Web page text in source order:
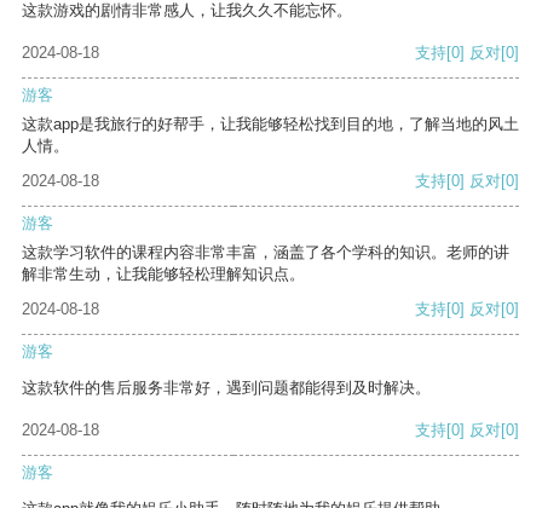
这款游戏的剧情非常感人，让我久久不能忘怀。
2024-08-18 支持[0] 反对[0]
游客
这款app是我旅行的好帮手，让我能够轻松找到目的地，了解当地的风土
人情。
2024-08-18
支持[0] 反对[0]
游客
这款学习软件的课程内容非常丰富，涵盖了各个学科的知识。老师的讲
解非常生动，让我能够轻松理解知识点。
2024-08-18
支持[0] 反对[0]
游客
这款软件的售后服务非常好，遇到问题都能得到及时解决。
2024-08-18 支持[0] 反对[0]
游客